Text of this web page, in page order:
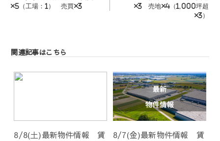
ナ
ビ
ン
×5（工場：1） 売買×3
×3 売地×4（1,000坪超
×3）
関連記事はこちら
8/8(土)最新物件情報 賃
8/7(金)最新物件情報 賃